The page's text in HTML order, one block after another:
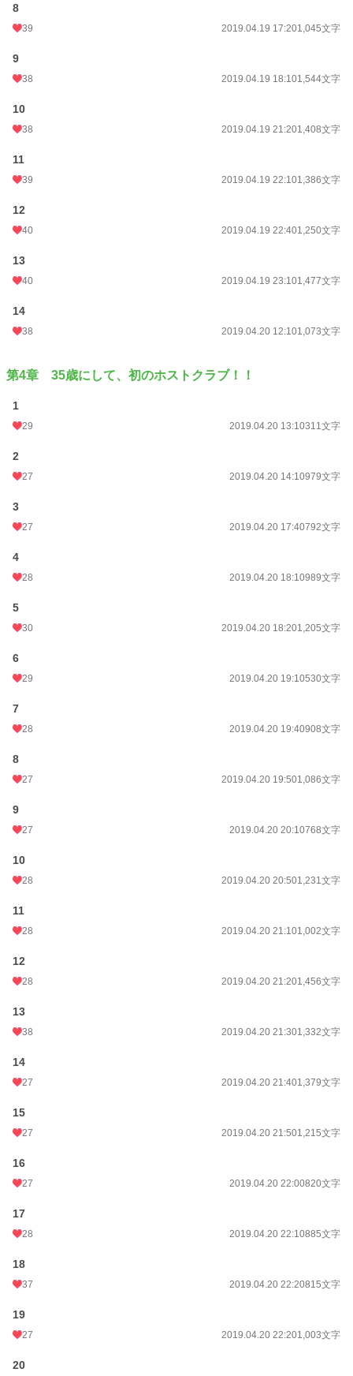
8
39 2019.04.19 17:201,045文字
9
38 2019.04.19 18:101,544文字
10
38 2019.04.19 21:201,408文字
11
39 2019.04.19 22:101,386文字
12
40 2019.04.19 22:401,250文字
13
40 2019.04.19 23:101,477文字
14
38 2019.04.20 12:101,073文字
第4章 35歳にして、初のホストクラブ！！
1
29 2019.04.20 13:10311文字
2
27 2019.04.20 14:10979文字
3
27 2019.04.20 17:40792文字
4
28 2019.04.20 18:10989文字
5
30 2019.04.20 18:201,205文字
6
29 2019.04.20 19:10530文字
7
28 2019.04.20 19:40908文字
8
27 2019.04.20 19:501,086文字
9
27 2019.04.20 20:10768文字
10
28 2019.04.20 20:501,231文字
11
28 2019.04.20 21:101,002文字
12
28 2019.04.20 21:201,456文字
13
38 2019.04.20 21:301,332文字
14
27 2019.04.20 21:401,379文字
15
27 2019.04.20 21:501,215文字
16
27 2019.04.20 22:00820文字
17
28 2019.04.20 22:10885文字
18
37 2019.04.20 22:20815文字
19
27 2019.04.20 22:201,003文字
20